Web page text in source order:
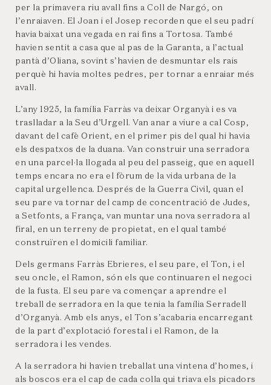
per la primavera riu avall fins a Coll de Nargó, on
l’enraiaven. El Joan i el Josep recorden que el seu padrí
havia baixat una vegada en rai fins a Tortosa. També
havien sentit a casa que al pas de la Garanta, a l’actual
pantà d’Oliana, sovint s’havien de desmuntar els rais
perquè hi havia moltes pedres, per tornar a enraiar més
avall.
L’any 1925, la família Farràs va deixar Organyà i es va
traslladar a la Seu d’Urgell. Van anar a viure a cal Cosp,
davant del cafè Orient, en el primer pis del qual hi havia
els despatxos de la duana. Van construir una serradora
en una parcel·la llogada al peu del passeig, que en aquell
temps encara no era el fòrum de la vida urbana de la
capital urgellenca. Després de la Guerra Civil, quan el
seu pare va tornar del camp de concentració de Judes,
a Setfonts, a França, van muntar una nova serradora al
firal, en un terreny de propietat, en el qual també
construïren el domicili familiar.
Dels germans Farràs Ebrieres, el seu pare, el Ton, i el
seu oncle, el Ramon, són els que continuaren el negoci
de la fusta. El seu pare va començar a aprendre el
treball de serradora en la que tenia la família Serradell
d’Organyà. Amb els anys, el Ton s’acabaria encarregant
de la part d’explotació forestal i el Ramon, de la
serradora i les vendes.
A la serradora hi havien treballat una vintena d’homes, i
als boscos era el cap de cada colla qui triava els picadors